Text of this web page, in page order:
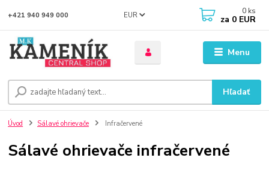
Menu
EUR
Hľadať
+421 940 949 000 0 ks
za 0 EUR
Úvod Sálavé ohrievače Infračervené
Sálavé ohrievače infračervené